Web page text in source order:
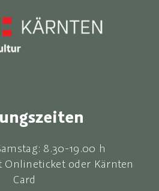
8.30-19.00 h
oder Kärnten
Card